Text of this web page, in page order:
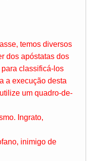
temos diversos
dos apóstatas dos
classificá-los
a execução desta
um quadro-de-
Ingrato,
inimigo de